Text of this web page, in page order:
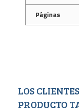
Páginas
LOS
PRODUCTO